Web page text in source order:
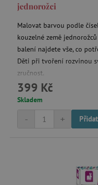
jednorožci
Malovat barvou podle
kouzelné země
balení najdete vše, co
Děti při tvoření rozvinou
zručnost.
399 Kč
Skladem
+
-